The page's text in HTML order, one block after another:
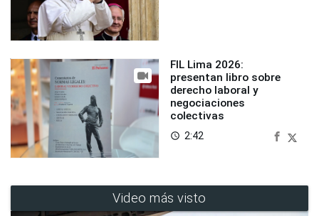
FIL Lima 2026:
presentan libro sobre
derecho laboral y
negociaciones
colectivas
access_time 2:42
Video más visto